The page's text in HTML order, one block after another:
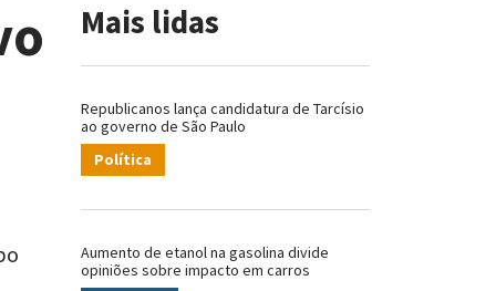
Mais lidas
Republicanos lança candidatura de Tarcísio
ao governo de São Paulo
Política
Aumento de etanol na gasolina divide
opiniões sobre impacto em carros